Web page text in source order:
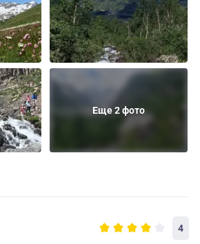
Еще 2 фото
4